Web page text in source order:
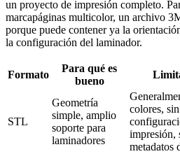
un proyecto de impresión completo.
marcapáginas multicolor, un archivo
porque puede contener ya la
la configuración del laminador.
Formato
Para qué es
bueno
STL
Geometría
simple, amplio
soporte para
laminadores
colores, sin
impresión,
metadatos